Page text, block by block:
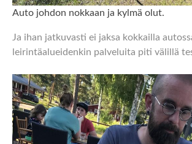
Auto johdon nokkaan ja kylmä olut.
Ja ihan jatkuvasti ei jaksa kokkailla
leirintäalueidenkin palveluita piti välillä